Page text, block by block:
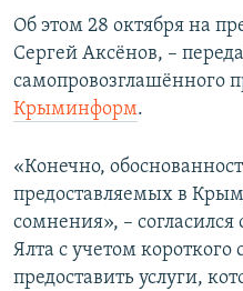
Об этом 28 октября на
Сергей Аксёнов, –
самопровозглашённого
Крыминформ.
«Конечно,
предоставляемых в
сомнения», –
Ялта с учетом короткого
предоставить услуги,